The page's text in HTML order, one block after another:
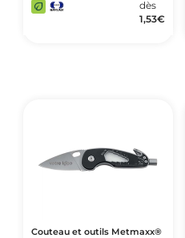
dès
1,53€
Couteau et outils Metmaxx®